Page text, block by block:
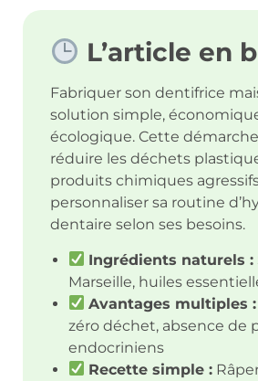
L’article en
Fabriquer son dentifrice
solution simple,
écologique. Cette
réduire les déchets
produits chimiques
personnaliser sa routine
dentaire selon ses besoins.
Ingrédients naturels :
Marseille, huiles
Avantages multiples :
zéro déchet, absence de
endocriniens
Recette simple :